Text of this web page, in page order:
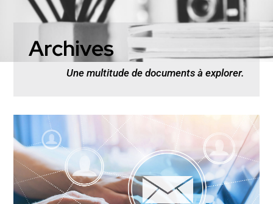
Archives
Une multitude de documents à explorer.